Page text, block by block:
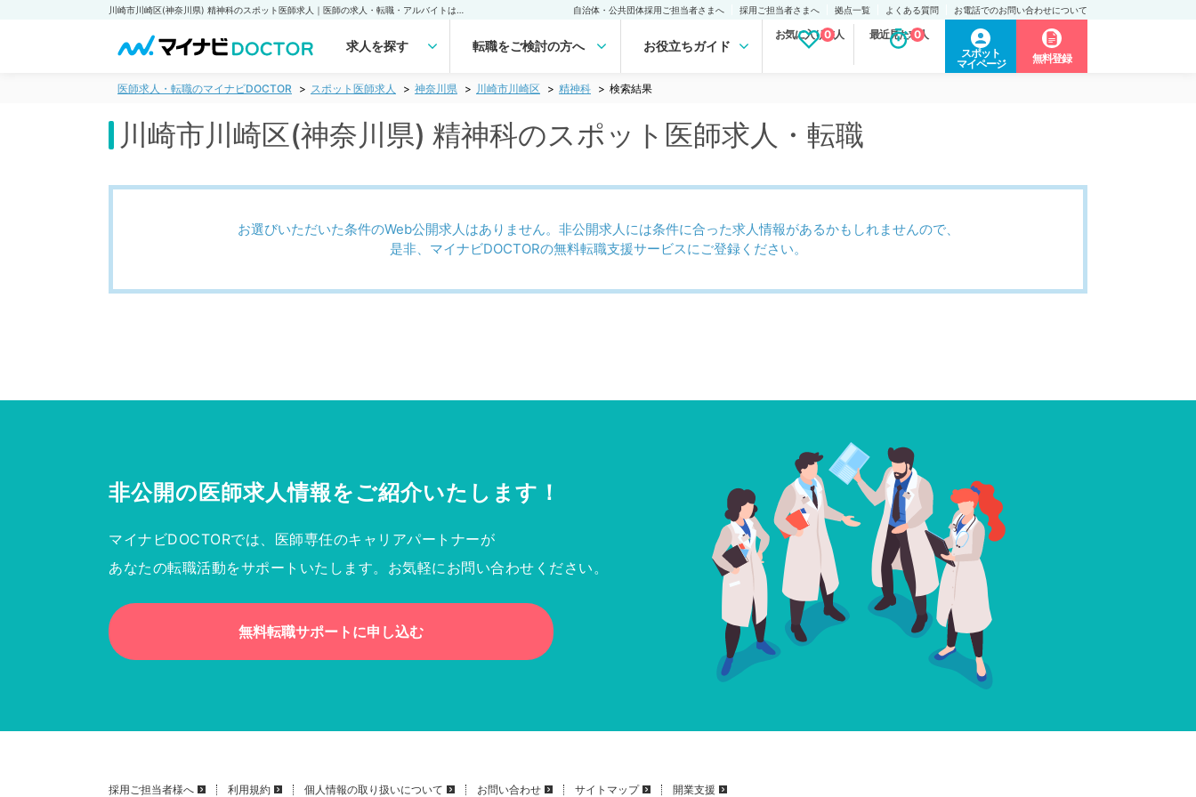
自治体・公共団体採用ご担当者さまへ 採用ご担当者さまへ 拠点一覧 よくある質問 お電話でのお問い合わせについて
求人を探す 転職をご検討の方へ お役立ちガイド
お気に入り求人
0 最近見た求人
0
スポット
マイページ
無料登録
医師求人・転職のマイナビDOCTOR スポット医師求人 神奈川県 川崎市川崎区 精神科 検索結果
川崎市川崎区(神奈川県) 精神科のスポット医師求人・転職
お選びいただいた条件のWeb公開求人はありません。非公開求人には条件に合った求人情報があるかもしれませんので、
是非、マイナビDOCTORの無料転職支援サービスにご登録ください。
非公開の医師求人情報をご紹介いたします！
マイナビDOCTORでは、医師専任のキャリアパートナーが
あなたの転職活動をサポートいたします。お気軽にお問い合わせください。
無料転職サポートに申し込む
採用ご担当者様へ 利用規約 個人情報の取り扱いについて お問い合わせ サイトマップ 開業支援